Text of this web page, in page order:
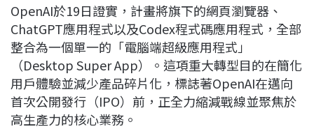
b
o
o
k
a
d
s
e
d
I
n
L
i
n
k
OpenAI於19日證實，計畫將旗下的網頁瀏覽器、
ChatGPT應用程式以及Codex程式碼應用程式，全部
整合為一個單一的「電腦端超級應用程式」
（Desktop Super App）。這項重大轉型目的在簡化
用戶體驗並減少產品碎片化，標誌著OpenAI在邁向
首次公開發行（IPO）前，正全力縮減戰線並聚焦於
高生產力的核心業務。